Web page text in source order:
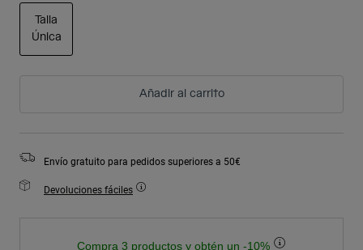
Talla
Única
Añadir al carrito
Envío gratuito para pedidos superiores a 50€
Devoluciones fáciles
Compra 3 productos y obtén un -10%